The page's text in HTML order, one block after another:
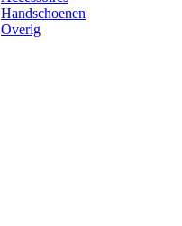
Handschoenen
Overig